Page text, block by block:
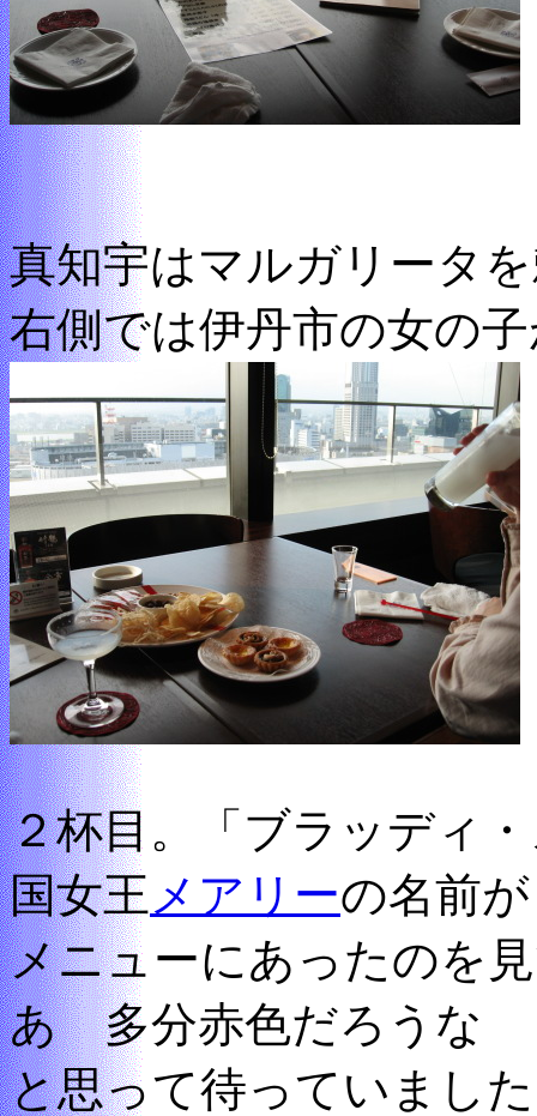
真知宇はマルガリータ
右側では伊丹市の女の
２杯目。「ブラッディ
国女王 メアリーの名前が
メニューにあったのを
あ 多分赤色だろうな
と思って待っていまし